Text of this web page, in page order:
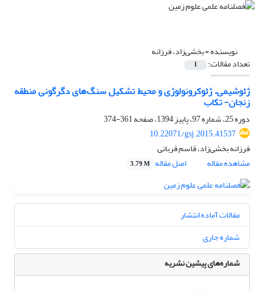
نویسنده =بخشی‌زاد، فرزانه
تعداد مقالات: 1
ژئوشیمی، ژئوکرونولوژی و محیط تشکیل سنگ‌های دگرگونی منطقه
زنجان- تکاب
دوره 25، شماره 97، پاییز 1394، صفحه
361-374
10.22071/gsj.2015.41537
فرزانه بخشی‌زاد، قاسم قربانی
مشاهده مقاله
اصل مقاله 3.79 M
مقالات آماده انتشار
شماره جاری
شماره‌های پیشین نشریه